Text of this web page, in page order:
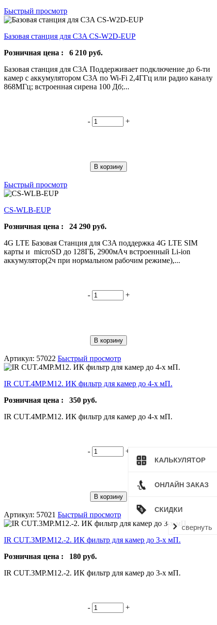
КАЛЬКУЛЯТОР
ОНЛАЙН ЗАКАЗ
СКИДКИ
свернуть
Быстрый просмотр
Базовая станция для C3A CS-W2D-EUP
Розничная цена : 6 210 руб.
Базовая станция для С3А Поддерживает подключение до 6-ти
камер с аккумулятором С3А по Wi-Fi 2,4ГГц или радио каналу
868МГц; встроенная сирена 100 Дб;...
- +
В корзину
Быстрый просмотр
CS-WLB-EUP
Розничная цена : 24 290 руб.
4G LTE Базовая Станция для C3A поддержка 4G LTE SIM
карты и microSD до 128ГБ, 2900мАч встроенный Li-ion
аккумулятор(2ч при нормальном рабочим режиме),...
- +
В корзину
Артикул: 57022 Быстрый просмотр
IR CUT.4MP.M12. ИК фильтр для камер до 4-х мП.
Розничная цена : 350 руб.
IR CUT.4MP.M12. ИК фильтр для камер до 4-х мП.
- +
В корзину
Артикул: 57021 Быстрый просмотр
IR CUT.3MP.M12.-2. ИК фильтр для камер до 3-х мП.
Розничная цена : 180 руб.
IR CUT.3MP.M12.-2. ИК фильтр для камер до 3-х мП.
- +